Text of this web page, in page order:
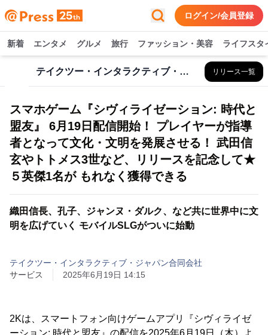
ログイン/会員登録
新着 エンタメ グルメ 旅行 ファッション・美容 ライフスタ
テイクツー・インタラクティブ・ジャパン合同会社 リリース一覧
スマホゲーム『シヴィライゼーション: 時代と
盟友』 6月19日配信開始！ プレイヤーが指導
者となって文化・文明を発展させる！ 武田信
玄やトトメス3世など、リリースを記念して★
５英傑1名が もれなく獲得できる
織田信長、孔子、ジャンヌ・ダルク、など共に世界中に文
明を広げていく モバイルSLGがついに始動
テイクツー・インタラクティブ・ジャパン合同会社
サービス
2025年6月19日 14:15
2Kは、スマートフォン向けゲームアプリ『シヴィライゼ
ーション: 時代と盟友』の配信を2025年6月19日（木）よ